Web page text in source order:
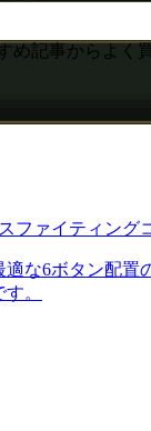
め記事からよく
ファイティング
な6ボタン配置
。